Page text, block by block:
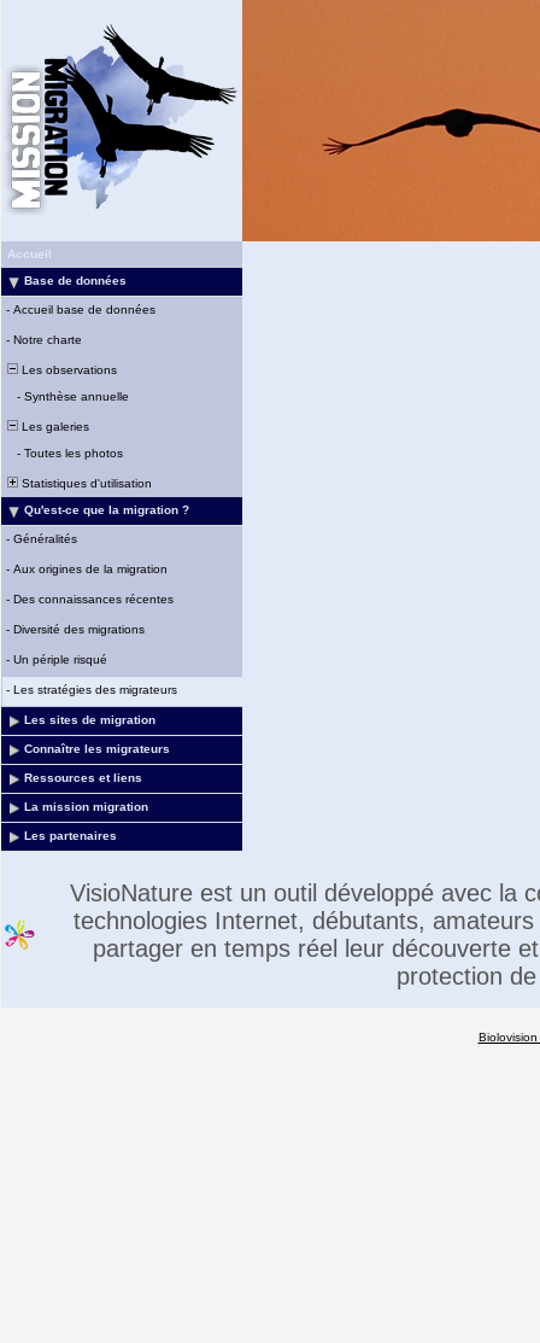
Accueil
Base de données
- Accueil base de données
- Notre charte
Les observations
- Synthèse annuelle
Les galeries
- Toutes les photos
Statistiques d'utilisation
Qu'est-ce que la migration ?
- Généralités
- Aux origines de la migration
- Des connaissances récentes
- Diversité des migrations
- Un périple risqué
- Les stratégies des migrateurs
Les sites de migration
Connaître les migrateurs
Ressources et liens
La mission migration
Les partenaires
VisioNature est un outil développé avec la
technologies Internet, débutants,
partager en temps réel leur découverte
protection
Biolovision